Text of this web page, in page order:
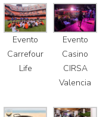
Evento
Carrefour
Life
Evento
Casino
CIRSA
Valencia